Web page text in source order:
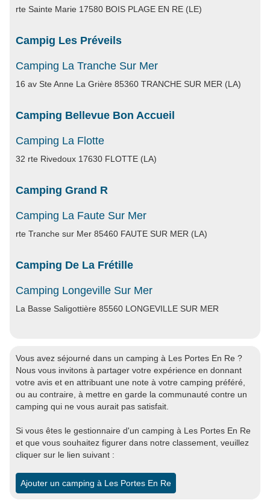
rte Sainte Marie 17580 BOIS PLAGE EN RE (LE)
Campig Les Préveils
Camping La Tranche Sur Mer
16 av Ste Anne La Grière 85360 TRANCHE SUR MER (LA)
Camping Bellevue Bon Accueil
Camping La Flotte
32 rte Rivedoux 17630 FLOTTE (LA)
Camping Grand R
Camping La Faute Sur Mer
rte Tranche sur Mer 85460 FAUTE SUR MER (LA)
Camping De La Frétille
Camping Longeville Sur Mer
La Basse Saligottière 85560 LONGEVILLE SUR MER
Vous avez séjourné dans un camping à Les Portes En Re ?
Nous vous invitons à partager votre expérience en donnant
votre avis et en attribuant une note à votre camping préféré,
ou au contraire, à mettre en garde la communauté contre un
camping qui ne vous aurait pas satisfait.
Si vous êtes le gestionnaire d'un camping à Les Portes En Re
et que vous souhaitez figurer dans notre classement, veuillez
cliquer sur le lien suivant :
Ajouter un camping à Les Portes En Re